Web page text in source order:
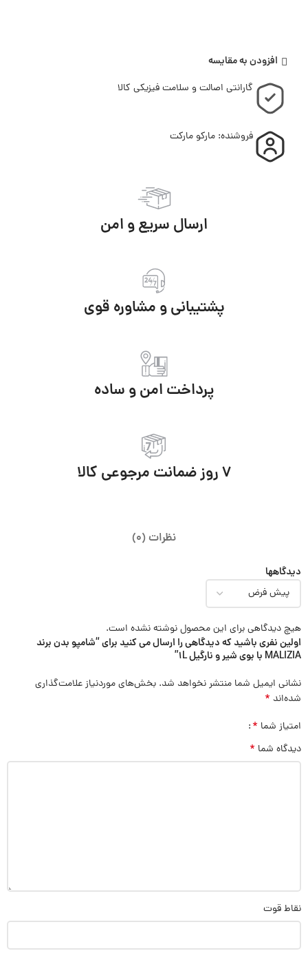
افزودن به مقایسه
گارانتی اصالت و سلامت فیزیکی کالا
فروشنده: مارکو مارکت
ارسال سریع و امن
پشتیبانی و مشاوره قوی
پرداخت امن و ساده
7 روز ضمانت مرجوعی کالا
نظرات (0)
دیدگاهها
هیچ دیدگاهی برای این محصول نوشته نشده است.
اولین نفری باشید که دیدگاهی را ارسال می کنید برای “شامپو بدن برند
MALIZIA با بوی شیر و نارگیل 1L”
نشانی ایمیل شما منتشر نخواهد شد. بخش‌های موردنیاز علامت‌گذاری
شده‌اند *
امتیاز شما *
دیدگاه شما *
نقاط قوت